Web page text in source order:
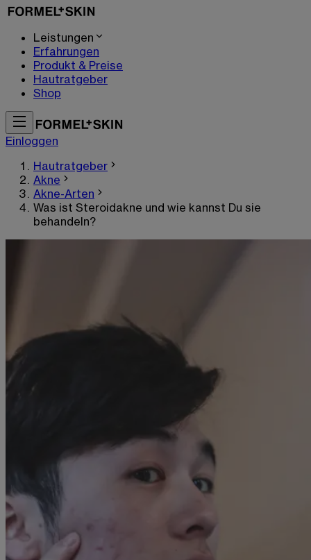
Leistungen
Erfahrungen
Produkt & Preise
Hautratgeber
Shop
Einloggen
Hautratgeber
Akne
Akne-Arten
Was ist Steroidakne und wie kannst Du sie
behandeln?